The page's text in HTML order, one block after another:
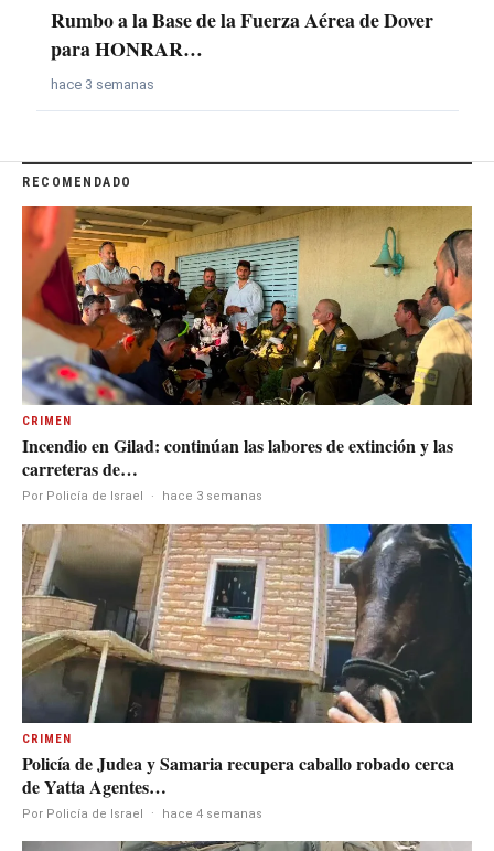
Rumbo a la Base de la Fuerza Aérea de Dover
para HONRAR…
hace 3 semanas
RECOMENDADO
CRIMEN
Incendio en Gilad: continúan las labores de extinción y las
carreteras de…
Por Policía de Israel · hace 3 semanas
CRIMEN
Policía de Judea y Samaria recupera caballo robado cerca
de Yatta Agentes…
Por Policía de Israel · hace 4 semanas